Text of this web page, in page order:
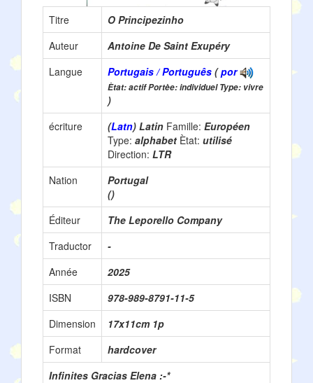
Titre
O Principezinho
Auteur
Antoine De Saint Exupéry
Langue
Portugais / Português (por
Ètat: actif Portèe: individuel Type: vivre
)
écriture
(Latn) Latin Famille: Européen
Type: alphabet Ètat: utilisé
Direction: LTR
Nation
Portugal
()
Éditeur
The Leporello Company
Traductor
-
Année
2025
ISBN
978-989-8791-11-5
Dimension
17x11cm 1p
Format
hardcover
Infinites Gracias Elena :-*